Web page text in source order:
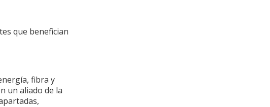
que benefician
fibra y
un aliado de la